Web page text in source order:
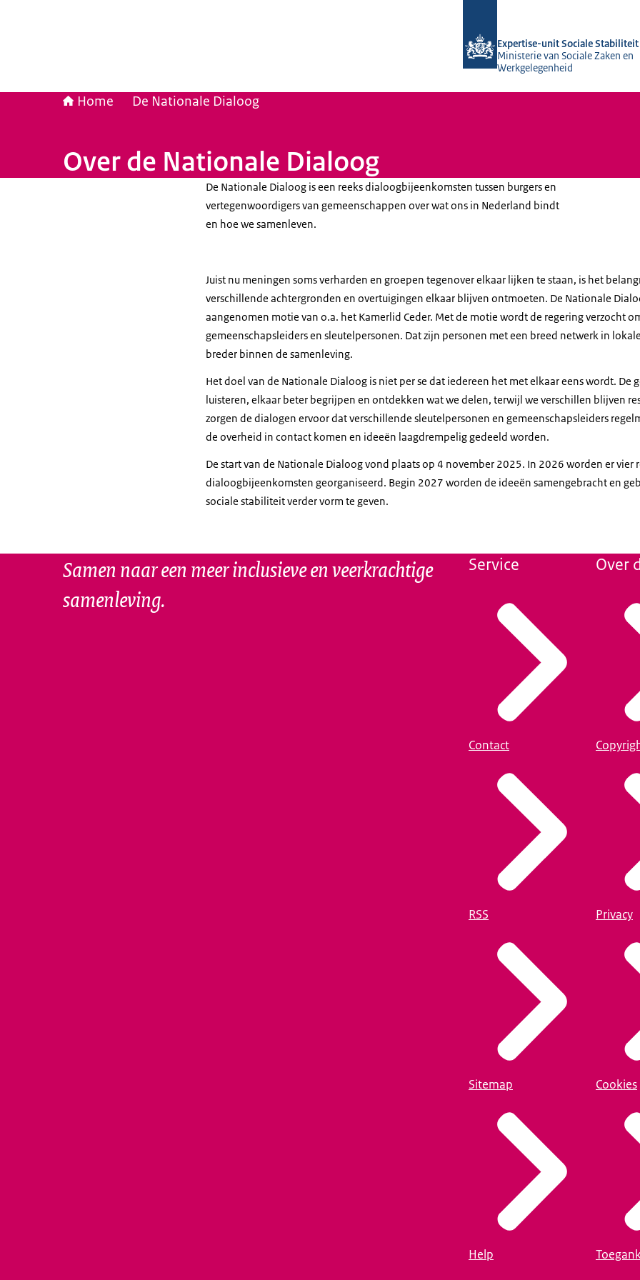
Expertise-unit Sociale Stabiliteit
Ministerie van Sociale Zaken en
Werkgelegenheid
Home De Nationale Dialoog
Over de Nationale Dialoog
De Nationale Dialoog is een reeks dialoogbijeenkomsten tussen burgers en
vertegenwoordigers van gemeenschappen over wat ons in Nederland bindt
en hoe we samenleven.
Juist nu meningen soms verharden en groepen tegenover elkaar lijken te staan, is het
verschillende achtergronden en overtuigingen elkaar blijven ontmoeten. De Nationale
aangenomen motie van o.a. het Kamerlid Ceder. Met de motie wordt de regering verzocht
gemeenschapsleiders en sleutelpersonen. Dat zijn personen met een breed netwerk in
breder binnen de samenleving.
Het doel van de Nationale Dialoog is niet per se dat iedereen het met elkaar eens wordt. De
luisteren, elkaar beter begrijpen en ontdekken wat we delen, terwijl we verschillen blijven
zorgen de dialogen ervoor dat verschillende sleutelpersonen en gemeenschapsleiders
de overheid in contact komen en ideeën laagdrempelig gedeeld worden.
De start van de Nationale Dialoog vond plaats op 4 november 2025. In 2026 worden er vier
dialoogbijeenkomsten georganiseerd. Begin 2027 worden de ideeën samengebracht en
sociale stabiliteit verder vorm te geven.
Samen naar een meer inclusieve en veerkrachtige
samenleving.
Service
Contact
RSS
Sitemap
Help
Over
Privacy
Cookies